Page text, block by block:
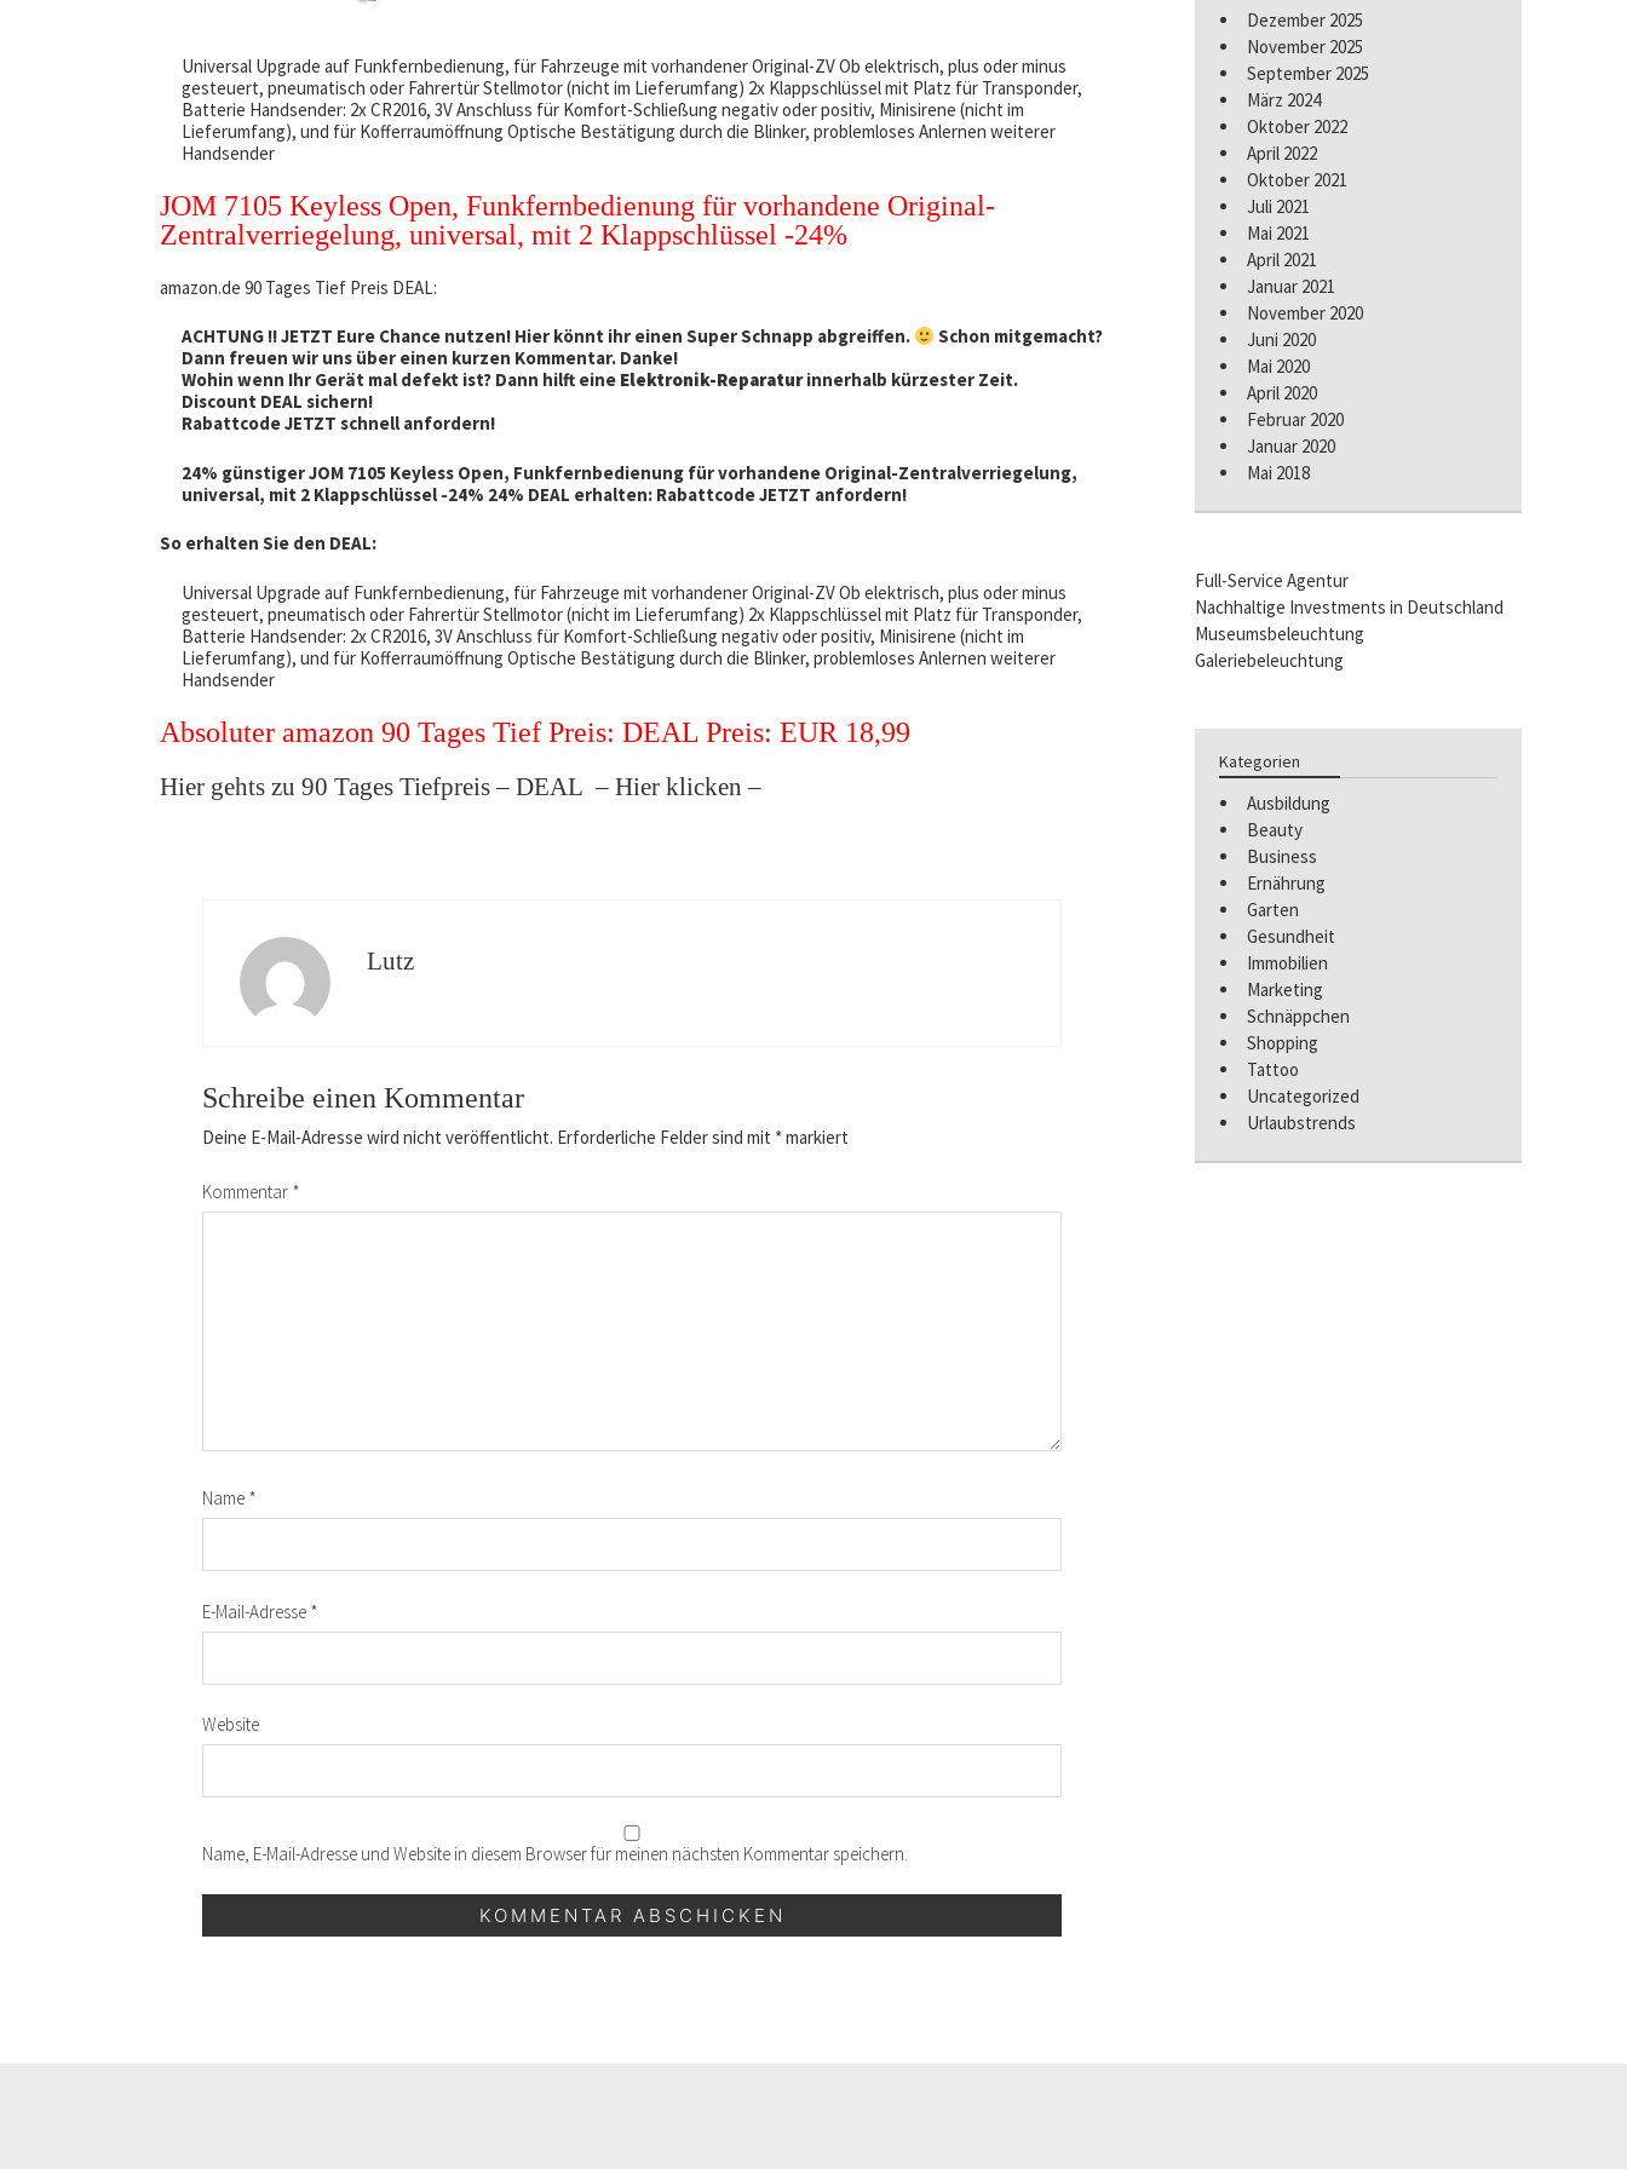
Universal Upgrade auf Funkfernbedienung, für Fahrzeuge mit vorhandener Original-ZV Ob elektrisch, plus oder minus
gesteuert, pneumatisch oder Fahrertür Stellmotor (nicht im Lieferumfang) 2x Klappschlüssel mit Platz für Transponder,
Batterie Handsender: 2x CR2016, 3V Anschluss für Komfort-Schließung negativ oder positiv, Minisirene (nicht im
Lieferumfang), und für Kofferraumöffnung Optische Bestätigung durch die Blinker, problemloses Anlernen weiterer
Handsender
JOM 7105 Keyless Open, Funkfernbedienung für vorhandene Original-
Zentralverriegelung, universal, mit 2 Klappschlüssel -24%
amazon.de 90 Tages Tief Preis DEAL:
ACHTUNG !! JETZT Eure Chance nutzen! Hier könnt ihr einen Super Schnapp abgreiffen.
Schon mitgemacht?
Dann freuen wir uns über einen kurzen Kommentar. Danke!
Wohin wenn Ihr Gerät mal defekt ist? Dann hilft eine Elektronik-Reparaturinnerhalb kürzester Zeit.
Discount DEAL sichern!
Rabattcode JETZT schnell anfordern!
24% günstiger JOM 7105 Keyless Open, Funkfernbedienung für vorhandene Original-Zentralverriegelung,
universal, mit 2 Klappschlüssel -24% 24% DEAL erhalten: Rabattcode JETZT anfordern!
So erhalten Sie den DEAL:
Universal Upgrade auf Funkfernbedienung, für Fahrzeuge mit vorhandener Original-ZV Ob elektrisch, plus oder minus
gesteuert, pneumatisch oder Fahrertür Stellmotor (nicht im Lieferumfang) 2x Klappschlüssel mit Platz für Transponder,
Batterie Handsender: 2x CR2016, 3V Anschluss für Komfort-Schließung negativ oder positiv, Minisirene (nicht im
Lieferumfang), und für Kofferraumöffnung Optische Bestätigung durch die Blinker, problemloses Anlernen weiterer
Handsender
Absoluter amazon 90 Tages Tief Preis: DEAL Preis: EUR 18,99
Hier gehts zu 90 Tages Tiefpreis – DEAL – Hier klicken –
Lutz
Schreibe einen Kommentar
Deine E-Mail-Adresse wird nicht veröffentlicht. Erforderliche Felder sind mit *markiert
Kommentar *
Name *
E-Mail-Adresse *
Website
Name, E-Mail-Adresse und Website in diesem Browser für meinen nächsten Kommentar speichern.
Dezember 2025
November 2025
September 2025
März 2024
Oktober 2022
April 2022
Oktober 2021
Juli 2021
Mai 2021
April 2021
Januar 2021
November 2020
Juni 2020
Mai 2020
April 2020
Februar 2020
Januar 2020
Mai 2018
Full-Service Agentur
Nachhaltige Investments in Deutschland
Museumsbeleuchtung
Galeriebeleuchtung
Kategorien
Ausbildung
Beauty
Business
Ernährung
Garten
Gesundheit
Immobilien
Marketing
Schnäppchen
Shopping
Tattoo
Uncategorized
Urlaubstrends